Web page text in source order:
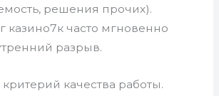
решения прочих).
часто мгновенно
разрыв.
качества работы.